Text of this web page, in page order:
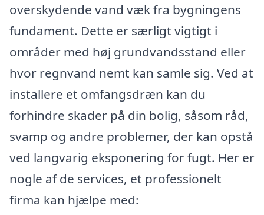
overskydende vand væk fra bygningens
fundament. Dette er særligt vigtigt i
områder med høj grundvandsstand eller
hvor regnvand nemt kan samle sig. Ved at
installere et omfangsdræn kan du
forhindre skader på din bolig, såsom råd,
svamp og andre problemer, der kan opstå
ved langvarig eksponering for fugt. Her er
nogle af de services, et professionelt
firma kan hjælpe med: